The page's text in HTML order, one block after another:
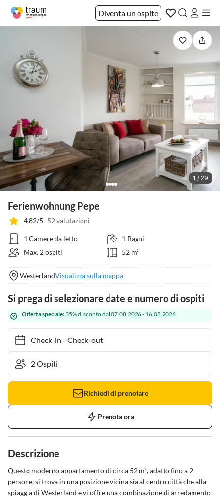
Diventa un ospite
1 / 29
Ferienwohnung Pepe
4.82/5 52 valutazioni
1 Camere da letto
1 Bagni
Max. 2 ospiti
52 m²
WesterlandVisualizza sulla mappa
Si prega di selezionare date e numero di ospiti
Offerta speciale: 35% di sconto dal 07.08.2026 - 16.08.2026
Check-in- Check-out
Richiedi di prenotare
Prenota ora
Descrizione
Questo moderno appartamento di circa 52 m², adatto fino a 2
persone, si trova in una posizione vicina sia al centro città che alla
spiaggia di Westerland e vi offre una combinazione di arredamento